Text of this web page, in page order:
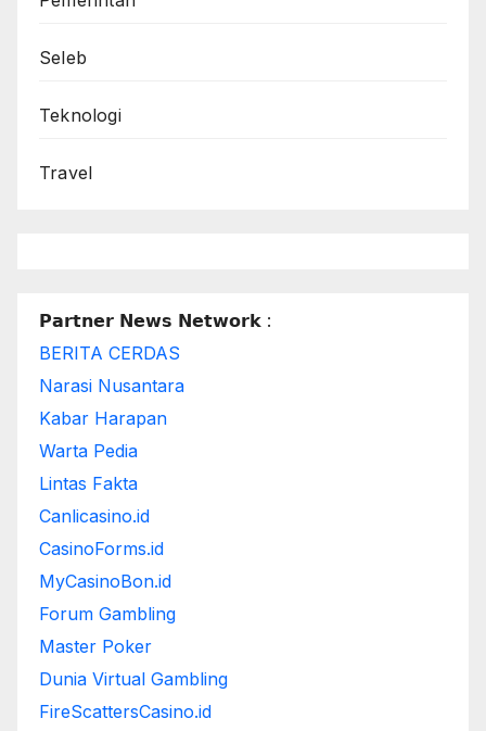
Seleb
Teknologi
Travel
𝗣𝗮𝗿𝘁𝗻𝗲𝗿 𝗡𝗲𝘄𝘀 𝗡𝗲𝘁𝘄𝗼𝗿𝗸 :
BERITA CERDAS
Narasi Nusantara
Kabar Harapan
Warta Pedia
Lintas Fakta
Canlicasino.id
CasinoForms.id
MyCasinoBon.id
Forum Gambling
Master Poker
Dunia Virtual Gambling
FireScattersCasino.id